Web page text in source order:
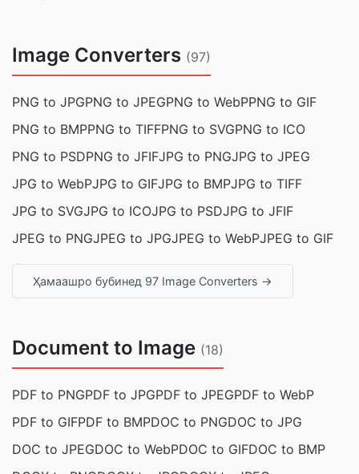
Image Converters (97)
PNG to JPGPNG to JPEGPNG to WebPPNG to GIF
PNG to BMPPNG to TIFFPNG to SVGPNG to ICO
PNG to PSDPNG to JFIFJPG to PNGJPG to JPEG
JPG to WebPJPG to GIFJPG to BMPJPG to TIFF
JPG to SVGJPG to ICOJPG to PSDJPG to JFIF
JPEG to PNGJPEG to JPGJPEG to WebPJPEG to GIF
Ҳамаашро бубинед 97 Image Converters →
Document to Image (18)
PDF to PNGPDF to JPGPDF to JPEGPDF to WebP
PDF to GIFPDF to BMPDOC to PNGDOC to JPG
DOC to JPEGDOC to WebPDOC to GIFDOC to BMP